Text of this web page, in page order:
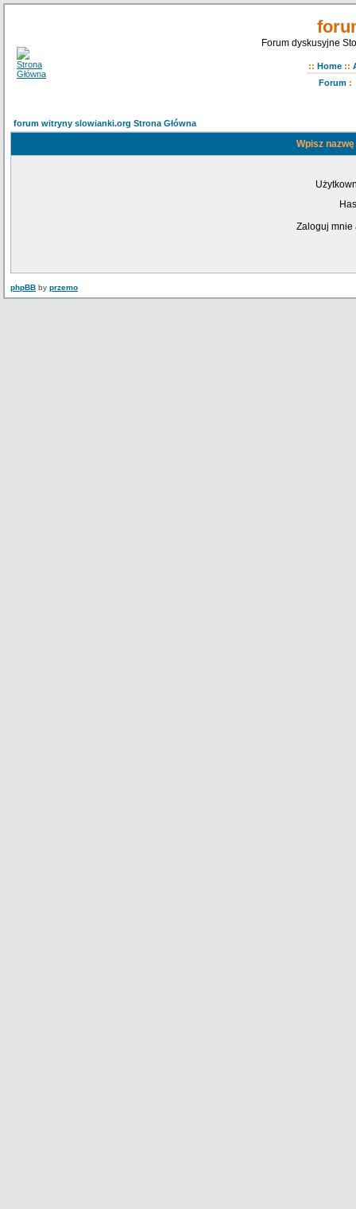
Forum dyskusyjne
:: Home ::
Forum:
forum witryny slowianki.org Strona Główna
Wpisz
Zaloguj mnie
phpBB by przemo